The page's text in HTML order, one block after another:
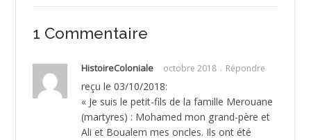
1 Commentaire
HistoireColoniale octobre 2018 Répondre
reçu le 03/10/2018:
« Je suis le petit-fils de la famille Merouane
(martyres) : Mohamed mon grand-père et
Ali et Boualem mes oncles. Ils ont été